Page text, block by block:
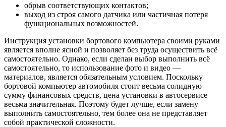
обрыв соответствующих контактов;
выход из строя самого датчика или частичная потеря
функциональных возможностей.
Инструкция установки бортового компьютера своими руками
является вполне ясной и позволяет без труда осуществить всё
самостоятельно. Однако, если сделан выбор выполнить всё
самостоятельно, то использование фото и видео —
материалов, является обязательным условием. Поскольку
бортовой компьютер автомобиля стоит весьма солидную
сумму финансовых средств, цена установки в автосервисе
весьма значительная. Поэтому будет лучше, если замену
выполнить самостоятельно, тем более она не представляет
собой практической сложности.